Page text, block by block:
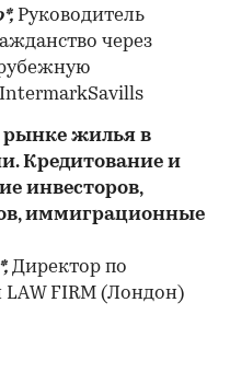
Руководитель
через
IntermarkSavills
жилья в
Кредитование и
инвесторов,
иммиграционные
Директор по
FIRM (Лондон)